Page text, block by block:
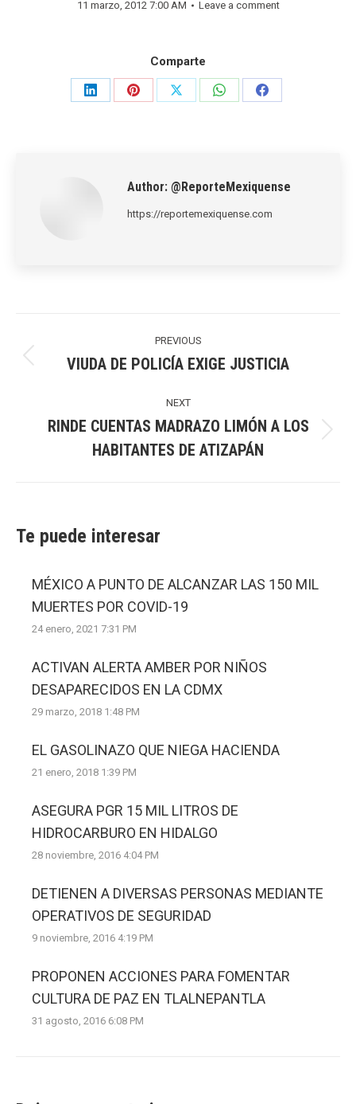
11 marzo, 2012 7:00 AM Leave a comment
Comparte
Share
Share
Share
Share
Share
Author: @ReporteMexiquense
https://reportemexiquense.com
navigation
PREVIOUS
Previous
VIUDA DE POLICÍA EXIGE JUSTICIA
NEXT
post:
RINDE CUENTAS MADRAZO LIMÓN A LOS
HABITANTES DE ATIZAPÁN
Te puede interesar
MÉXICO A PUNTO DE ALCANZAR LAS 150 MIL
MUERTES POR COVID-19
24 enero, 2021 7:31 PM
ACTIVAN ALERTA AMBER POR NIÑOS
DESAPARECIDOS EN LA CDMX
29 marzo, 2018 1:48 PM
EL GASOLINAZO QUE NIEGA HACIENDA
21 enero, 2018 1:39 PM
ASEGURA PGR 15 MIL LITROS DE
HIDROCARBURO EN HIDALGO
28 noviembre, 2016 4:04 PM
DETIENEN A DIVERSAS PERSONAS MEDIANTE
OPERATIVOS DE SEGURIDAD
9 noviembre, 2016 4:19 PM
PROPONEN ACCIONES PARA FOMENTAR
CULTURA DE PAZ EN TLALNEPANTLA
31 agosto, 2016 6:08 PM